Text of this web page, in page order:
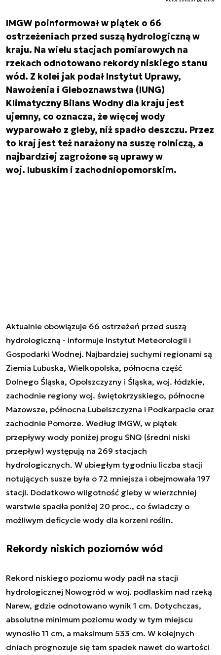
IMGW poinformował w piątek o 66
ostrzeżeniach przed suszą hydrologiczną w
kraju. Na wielu stacjach pomiarowych na
rzekach odnotowano rekordy niskiego stanu
wód. Z kolei jak podał Instytut Uprawy,
Nawożenia i Gleboznawstwa (IUNG)
Klimatyczny Bilans Wodny dla kraju jest
ujemny, co oznacza, że więcej wody
wyparowało z gleby, niż spadło deszczu. Przez
to kraj jest też narażony na suszę rolniczą, a
najbardziej zagrożone są uprawy w
woj. lubuskim i zachodniopomorskim.
Aktualnie obowiązuje 66 ostrzeżeń przed suszą
hydrologiczną - informuje Instytut Meteorologii i
Gospodarki Wodnej. Najbardziej suchymi regionami są
Ziemia Lubuska, Wielkopolska, północna część
Dolnego Śląska, Opolszczyzny i Śląska, woj. łódzkie,
zachodnie regiony woj. świętokrzyskiego, północne
Mazowsze, północna Lubelszczyzna i Podkarpacie oraz
zachodnie Pomorze. Według IMGW, w piątek
przepływy wody poniżej progu SNQ (średni niski
przepływ) występują na 269 stacjach
hydrologicznych. W ubiegłym tygodniu liczba stacji
notujących susze była o 72 mniejsza i obejmowała 197
stacji. Dodatkowo wilgotność gleby w wierzchniej
warstwie spadła poniżej 20 proc., co świadczy o
możliwym deficycie wody dla korzeni roślin.
Rekordy niskich poziomów wód
Rekord niskiego poziomu wody padł na stacji
hydrologicznej Nowogród w woj. podlaskim nad rzeką
Narew, gdzie odnotowano wynik 1 cm. Dotychczas,
absolutne minimum poziomu wody w tym miejscu
wynosiło 11 cm, a maksimum 533 cm. W kolejnych
dniach prognozuje się tam spadek nawet do wartości